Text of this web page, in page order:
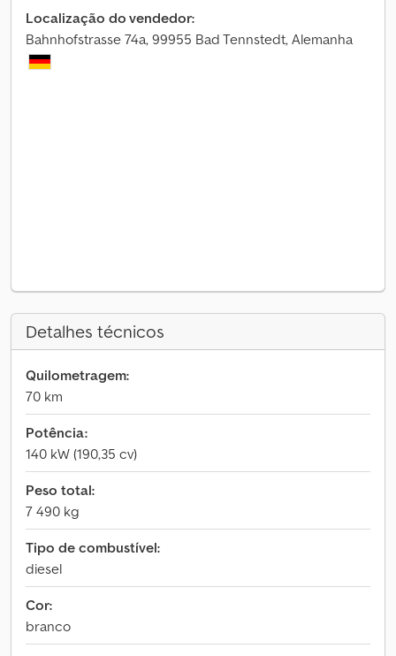
Localização do vendedor:
Bahnhofstrasse 74a, 99955 Bad Tennstedt, Alemanha
Detalhes técnicos
Quilometragem:
70 km
Potência:
140 kW (190,35 cv)
Peso total:
7 490 kg
Tipo de combustível:
diesel
Cor:
branco